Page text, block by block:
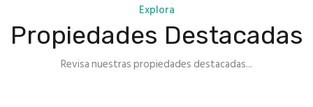
Explora
Propiedades Destacadas
Revisa nuestras propiedades destacadas...